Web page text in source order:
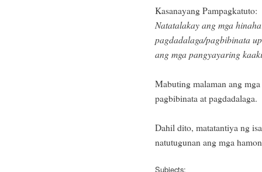
Kasanayang Pampagkatuto:
Natatalakay ang mga
pagdadalaga/pagbibinata
ang mga pangyayaring
Mabuting malaman ang
pagbibinata at pagdadalaga.
Dahil dito, matatantiya ng
natutugunan ang mga
Subjects: